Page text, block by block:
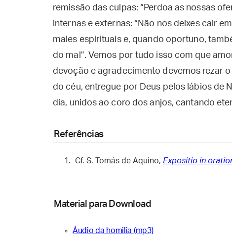
remissão das culpas: “Perdoa as nossas
internas e externas: “Não nos deixes cair
males espirituais e, quando oportuno,
do mal”. Vemos por tudo isso com que
devoção e agradecimento devemos rezar
do céu, entregue por Deus pelos lábios de
dia, unidos ao coro dos anjos, cantando
Referências
Cf. S. Tomás de Aquino, Expositio in
Material para Download
Áudio da homilia (mp3)